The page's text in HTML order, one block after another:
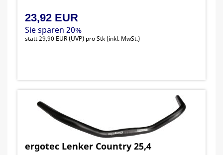
23,92 EUR
Sie sparen 20%
statt29,90 EUR(UVP) pro Stk (inkl. MwSt.)
ergotec Lenker Country 25,4